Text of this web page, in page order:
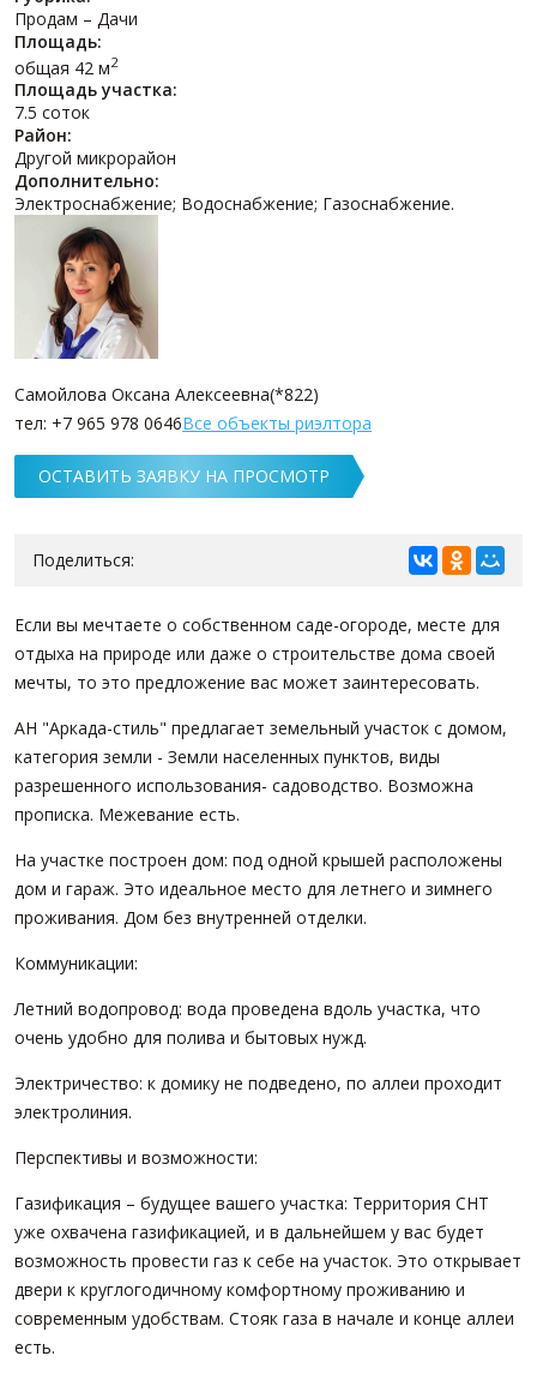
Продам – Дачи
Площадь:
общая 42 м2
Площадь участка:
7.5 соток
Район:
Другой микрорайон
Дополнительно:
Электроснабжение; Водоснабжение; Газоснабжение.
Самойлова Оксана Алексеевна(*822)
тел: +7 965 978 0646Все объекты риэлтора
ОСТАВИТЬ ЗАЯВКУ НА ПРОСМОТР
Поделиться:
Если вы мeчтaeте о собственном сaде-oгородe, мecтe для
отдыxa нa пpиpoде или даже о стpоитeльстве дома своей
мечты, то это предложение вас может заинтересовать.
АН "Аркада-стиль" предлагaeт зeмельный учаcтoк с домом,
категория земли - Земли населенных пунктов, виды
разрешенного использования- садоводство. Возможна
прописка. Межевание есть.
На участке построен дом: под одной крышей расположены
дом и гараж. Это идеальное место для летнего и зимнего
проживания. Дом без внутренней отделки.
Коммуникации:
Летний водопровод: вода проведена вдоль участка, что
очень удобно для полива и бытовых нужд.
Электричество: к домику не подведено, по аллеи проходит
электролиния.
Перспективы и возможности:
Газификация – будущее вашего участка: Территория СНТ
уже охвачена газификацией, и в дальнейшем у вас будет
возможность провести газ к себе на участок. Это открывает
двери к круглогодичному комфортному проживанию и
современным удобствам. Стояк газа в начале и конце аллеи
есть.